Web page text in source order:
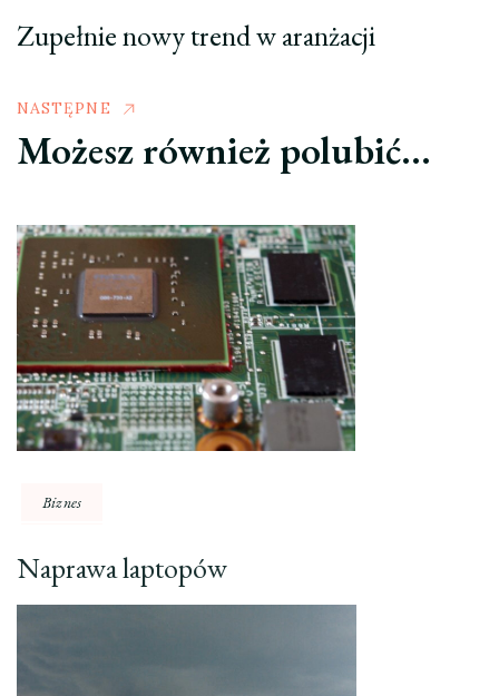
Zupełnie nowy trend w aranżacji
NASTĘPNE
Możesz również polubić…
Biznes
Naprawa laptopów